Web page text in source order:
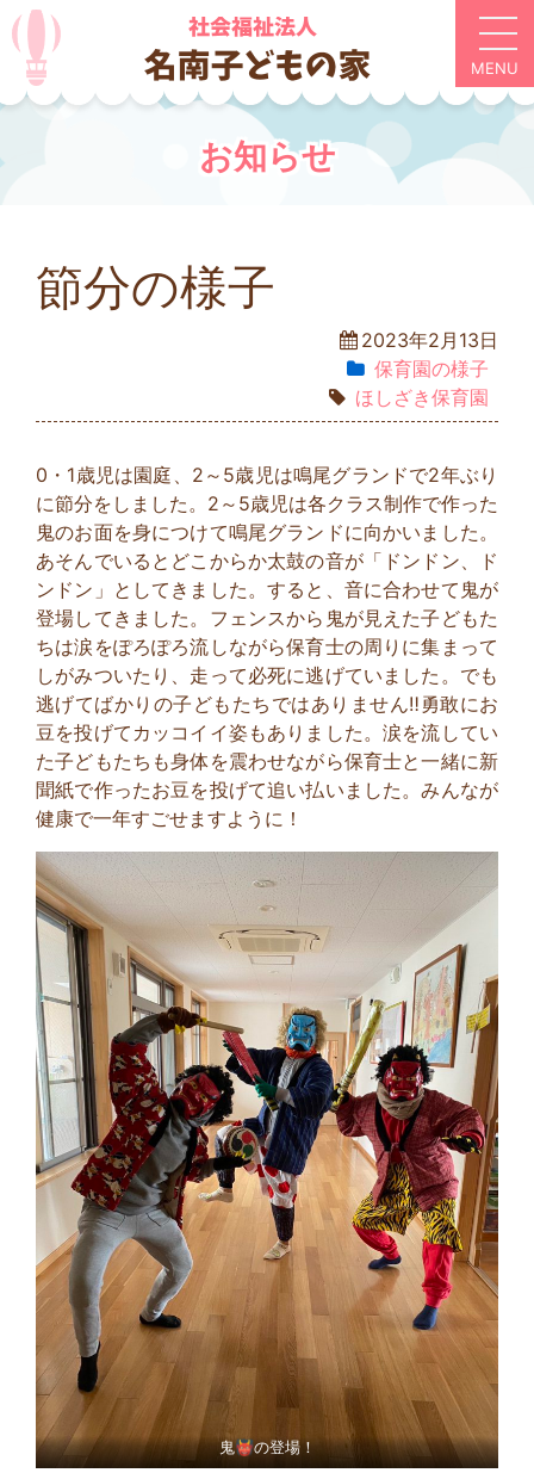
お知らせ
節分の様子
2023年2月13日
保育園の様⼦
ほしざき保育園
0・1歳児は園庭、2～5歳児は鳴尾グランドで2年ぶり
に節分をしました。2～5歳児は各クラス制作で作った
鬼のお面を身につけて鳴尾グランドに向かいました。
あそんでいるとどこからか太鼓の音が「ドンドン、ド
ンドン」としてきました。すると、音に合わせて鬼が
登場してきました。フェンスから鬼が見えた子どもた
ちは涙をぽろぽろ流しながら保育士の周りに集まって
しがみついたり、走って必死に逃げていました。でも
逃げてばかりの子どもたちではありません‼勇敢にお
豆を投げてカッコイイ姿もありました。涙を流してい
た子どもたちも身体を震わせながら保育士と一緒に新
聞紙で作ったお豆を投げて追い払いました。みんなが
健康で一年すごせますように！
鬼👹の登場！